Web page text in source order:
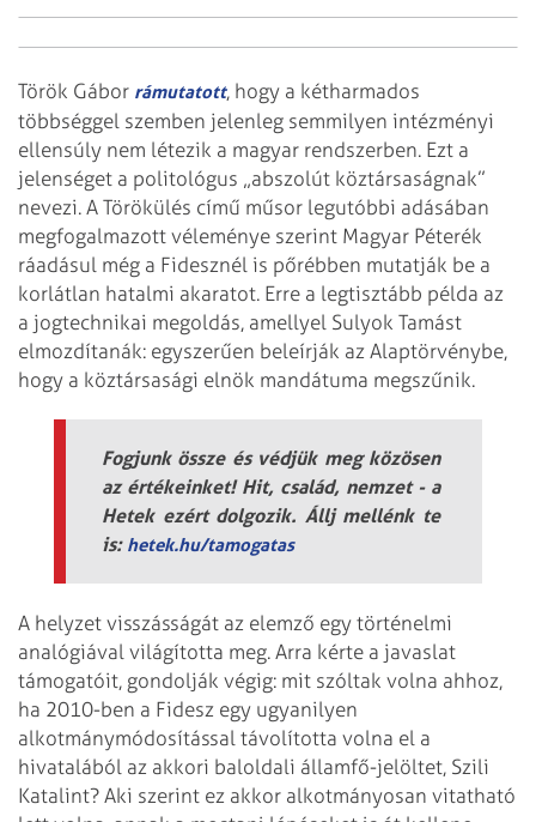
Török Gábor rámutatott, hogy a kétharmados
többséggel szemben jelenleg semmilyen intézményi
ellensúly nem létezik a magyar rendszerben. Ezt a
jelenséget a politológus „abszolút köztársaságnak”
nevezi. A Törökülés című műsor legutóbbi adásában
megfogalmazott véleménye szerint Magyar Péterék
ráadásul még a Fidesznél is pőrébben mutatják be a
korlátlan hatalmi akaratot. Erre a legtisztább példa az
a jogtechnikai megoldás, amellyel Sulyok Tamást
elmozdítanák: egyszerűen beleírják az Alaptörvénybe,
hogy a köztársasági elnök mandátuma megszűnik.
Fogjunk össze és védjük meg közösen
az értékeinket! Hit, család, nemzet - a
Hetek ezért dolgozik. Állj mellénk te
is: hetek.hu/tamogatas
A helyzet visszásságát az elemző egy történelmi
analógiával világította meg. Arra kérte a javaslat
támogatóit, gondolják végig: mit szóltak volna ahhoz,
ha 2010-ben a Fidesz egy ugyanilyen
alkotmánymódosítással távolította volna el a
hivatalából az akkori baloldali államfő-jelöltet, Szili
Katalint? Aki szerint ez akkor alkotmányosan vitatható